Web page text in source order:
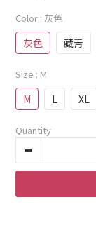
Color : 灰色
灰色 藏青
Size : M
M L XL
Quantity